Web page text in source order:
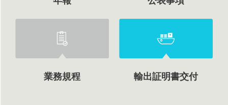
業務規程 輸出証明書交付